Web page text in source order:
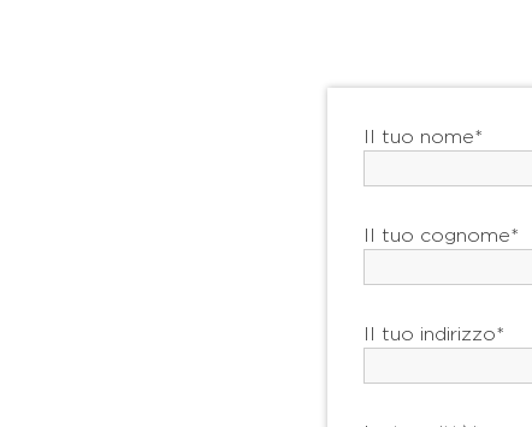
Il tuo nome*
Il tuo cognome*
Il tuo indirizzo*